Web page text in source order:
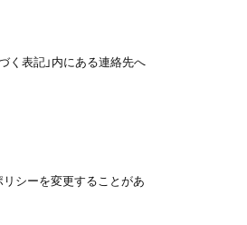
く表記」内にある連絡先へ
リシーを変更することがあ